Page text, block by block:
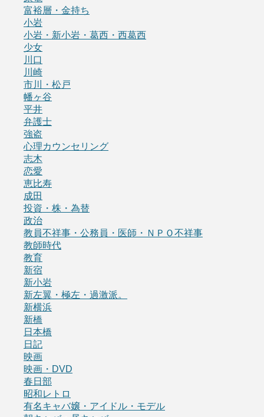
富裕層・金持ち
小岩
小岩・新小岩・葛西・西葛西
少女
川口
川崎
市川・松戸
幡ヶ谷
平井
弁護士
強盗
心理カウンセリング
志木
恋愛
恵比寿
成田
投資・株・為替
政治
教員不祥事・公務員・医師・ＮＰＯ不祥事
教師時代
教育
新宿
新小岩
新左翼・極左・過激派。
新横浜
新橋
日本橋
日記
映画
映画・DVD
春日部
昭和レトロ
有名キャバ嬢・アイドル・モデル